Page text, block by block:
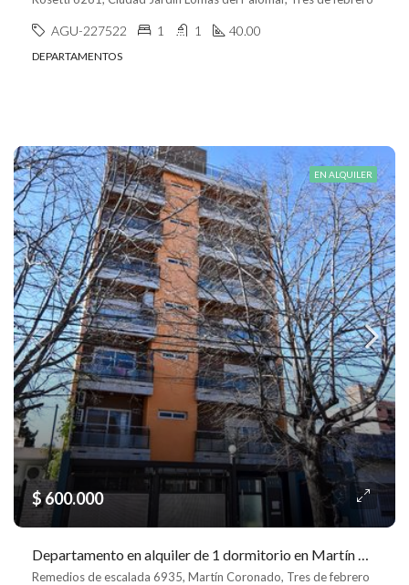
AGU-227522 1 1 40.00
DEPARTAMENTOS
EN ALQUILER
$ 600.000
Departamento en alquiler de 1 dormitorio en Martín Coronado
Remedios de escalada 6935, Martín Coronado, Tres de febrero